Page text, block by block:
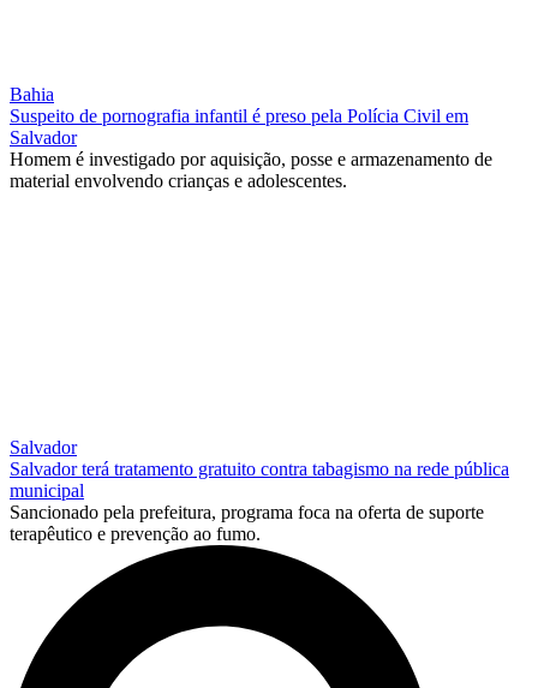
Bahia
Suspeito de pornografia infantil é preso pela Polícia Civil em
Salvador
Homem é investigado por aquisição, posse e armazenamento de
material envolvendo crianças e adolescentes.
Salvador
Salvador terá tratamento gratuito contra tabagismo na rede pública
municipal
Sancionado pela prefeitura, programa foca na oferta de suporte
terapêutico e prevenção ao fumo.